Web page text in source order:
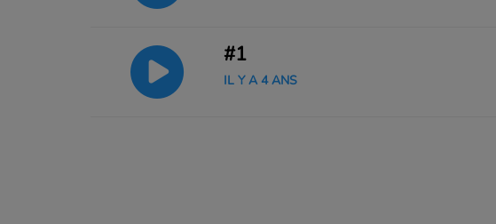
#1
IL Y A 4 ANS